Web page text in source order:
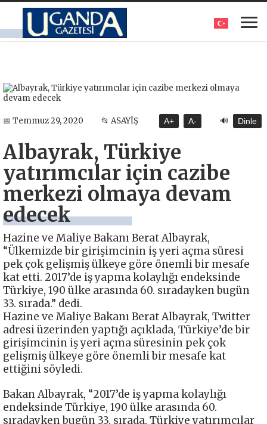
📅 Temmuz 29, 2020 📂 ASAYİŞ A+ A- 🔊 Dinle
Albayrak, Türkiye
yatırımcılar için cazibe
merkezi olmaya devam
edecek
Hazine ve Maliye Bakanı Berat Albayrak,
“Ülkemizde bir girişimcinin iş yeri açma süresi
pek çok gelişmiş ülkeye göre önemli bir mesafe
kat etti. 2017’de iş yapma kolaylığı endeksinde
Türkiye, 190 ülke arasında 60. sıradayken bugün
33. sırada.” dedi.
Hazine ve Maliye Bakanı Berat Albayrak, Twitter
adresi üzerinden yaptığı açıklada, Türkiye’de bir
girişimcinin iş yeri açma süresinin pek çok
gelişmiş ülkeye göre önemli bir mesafe kat
ettiğini söyledi.
Bakan Albayrak, “2017’de iş yapma kolaylığı
endeksinde Türkiye, 190 ülke arasında 60.
sıradayken bugün 33. sırada. Türkiye yatırımcılar